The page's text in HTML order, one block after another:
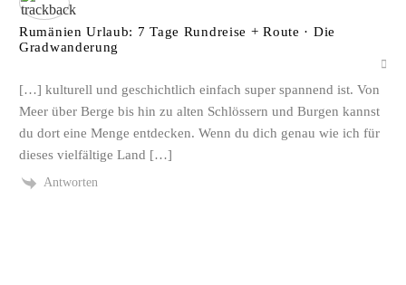
Rumänien Urlaub: 7 Tage Rundreise + Route · Die
Gradwanderung
[…] kulturell und geschichtlich einfach super spannend ist. Von
Meer über Berge bis hin zu alten Schlössern und Burgen kannst
du dort eine Menge entdecken. Wenn du dich genau wie ich für
dieses vielfältige Land […]
Antworten